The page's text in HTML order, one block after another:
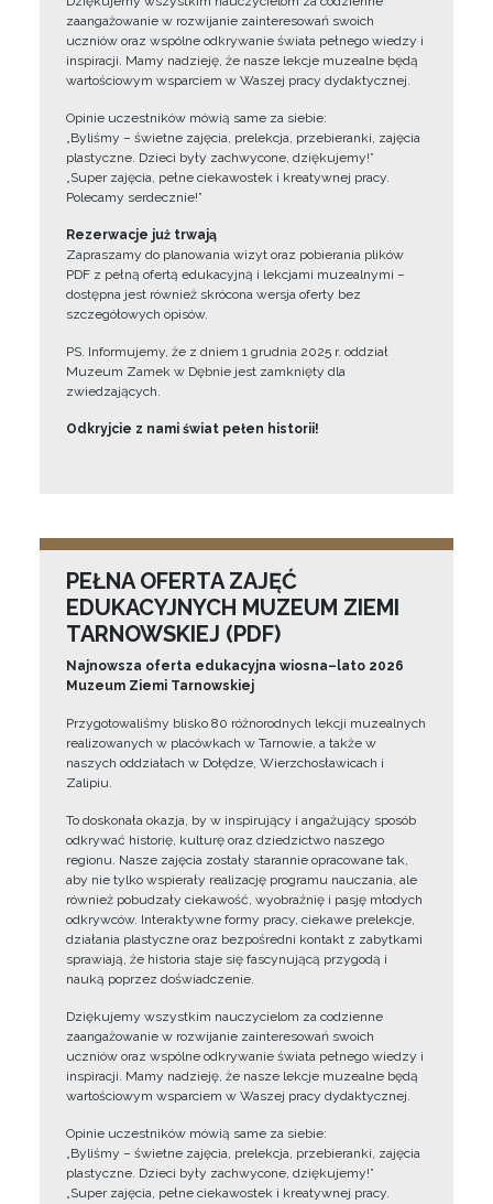
zaangażowanie w rozwijanie zainteresowań swoich
uczniów oraz wspólne odkrywanie świata pełnego wiedzy i
inspiracji. Mamy nadzieję, że nasze lekcje muzealne będą
wartościowym wsparciem w Waszej pracy dydaktycznej.
Opinie uczestników mówią same za siebie:
„Byliśmy – świetne zajęcia, prelekcja, przebieranki, zajęcia
plastyczne. Dzieci były zachwycone, dziękujemy!”
„Super zajęcia, pełne ciekawostek i kreatywnej pracy.
Polecamy serdecznie!”
Rezerwacje już trwają
Zapraszamy do planowania wizyt oraz pobierania plików
PDF z pełną ofertą edukacyjną i lekcjami muzealnymi –
dostępna jest również skrócona wersja oferty bez
szczegółowych opisów.
PS. Informujemy, że z dniem 1 grudnia 2025 r. oddział
Muzeum Zamek w Dębnie jest zamknięty dla
zwiedzających.
Odkryjcie z nami świat pełen historii!
PEŁNA OFERTA ZAJĘĆ
EDUKACYJNYCH MUZEUM ZIEMI
TARNOWSKIEJ (PDF)
Najnowsza oferta edukacyjna wiosna–lato 2026
Muzeum Ziemi Tarnowskiej
Przygotowaliśmy blisko 80 różnorodnych lekcji muzealnych
realizowanych w placówkach w Tarnowie, a także w
naszych oddziałach w Dołędze, Wierzchosławicach i
Zalipiu.
To doskonała okazja, by w inspirujący i angażujący sposób
odkrywać historię, kulturę oraz dziedzictwo naszego
regionu. Nasze zajęcia zostały starannie opracowane tak,
aby nie tylko wspierały realizację programu nauczania, ale
również pobudzały ciekawość, wyobraźnię i pasję młodych
odkrywców. Interaktywne formy pracy, ciekawe prelekcje,
działania plastyczne oraz bezpośredni kontakt z zabytkami
sprawiają, że historia staje się fascynującą przygodą i
nauką poprzez doświadczenie.
Dziękujemy wszystkim nauczycielom za codzienne
zaangażowanie w rozwijanie zainteresowań swoich
uczniów oraz wspólne odkrywanie świata pełnego wiedzy i
inspiracji. Mamy nadzieję, że nasze lekcje muzealne będą
wartościowym wsparciem w Waszej pracy dydaktycznej.
Opinie uczestników mówią same za siebie:
„Byliśmy – świetne zajęcia, prelekcja, przebieranki, zajęcia
plastyczne. Dzieci były zachwycone, dziękujemy!”
„Super zajęcia, pełne ciekawostek i kreatywnej pracy.